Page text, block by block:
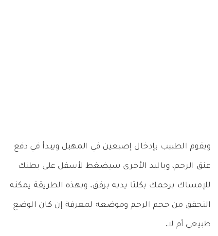
ويقوم الطبيب بإدخال إصبعين في المهبل ويبدأ في دفع
عنق الرحم، وباليد الأخرى سيضغط لأسفل على بطنك
للإمساك برحمك بكلتا يديه برفق. وبهذه الطريقة يمكنه
التحقق من حجم الرحم وموضعه لمعرفة إن كان الوضع
طبيعي أم لا.